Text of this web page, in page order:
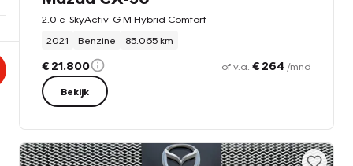
2.0 e-SkyActiv-G M Hybrid Comfort
2021
Benzine 85.065 km
€ 21.800 of v.a. € 264 /mnd
Bekijk